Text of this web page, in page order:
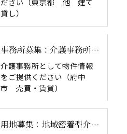
貸し）
事務所募集：介護事務所（府中市 売買・賃貸）
介護事務所として物件情報
をご提供ください（府中
市 売買・賃貸）
用地募集：地域密着型介護施設（東京都多摩地区 賃貸）